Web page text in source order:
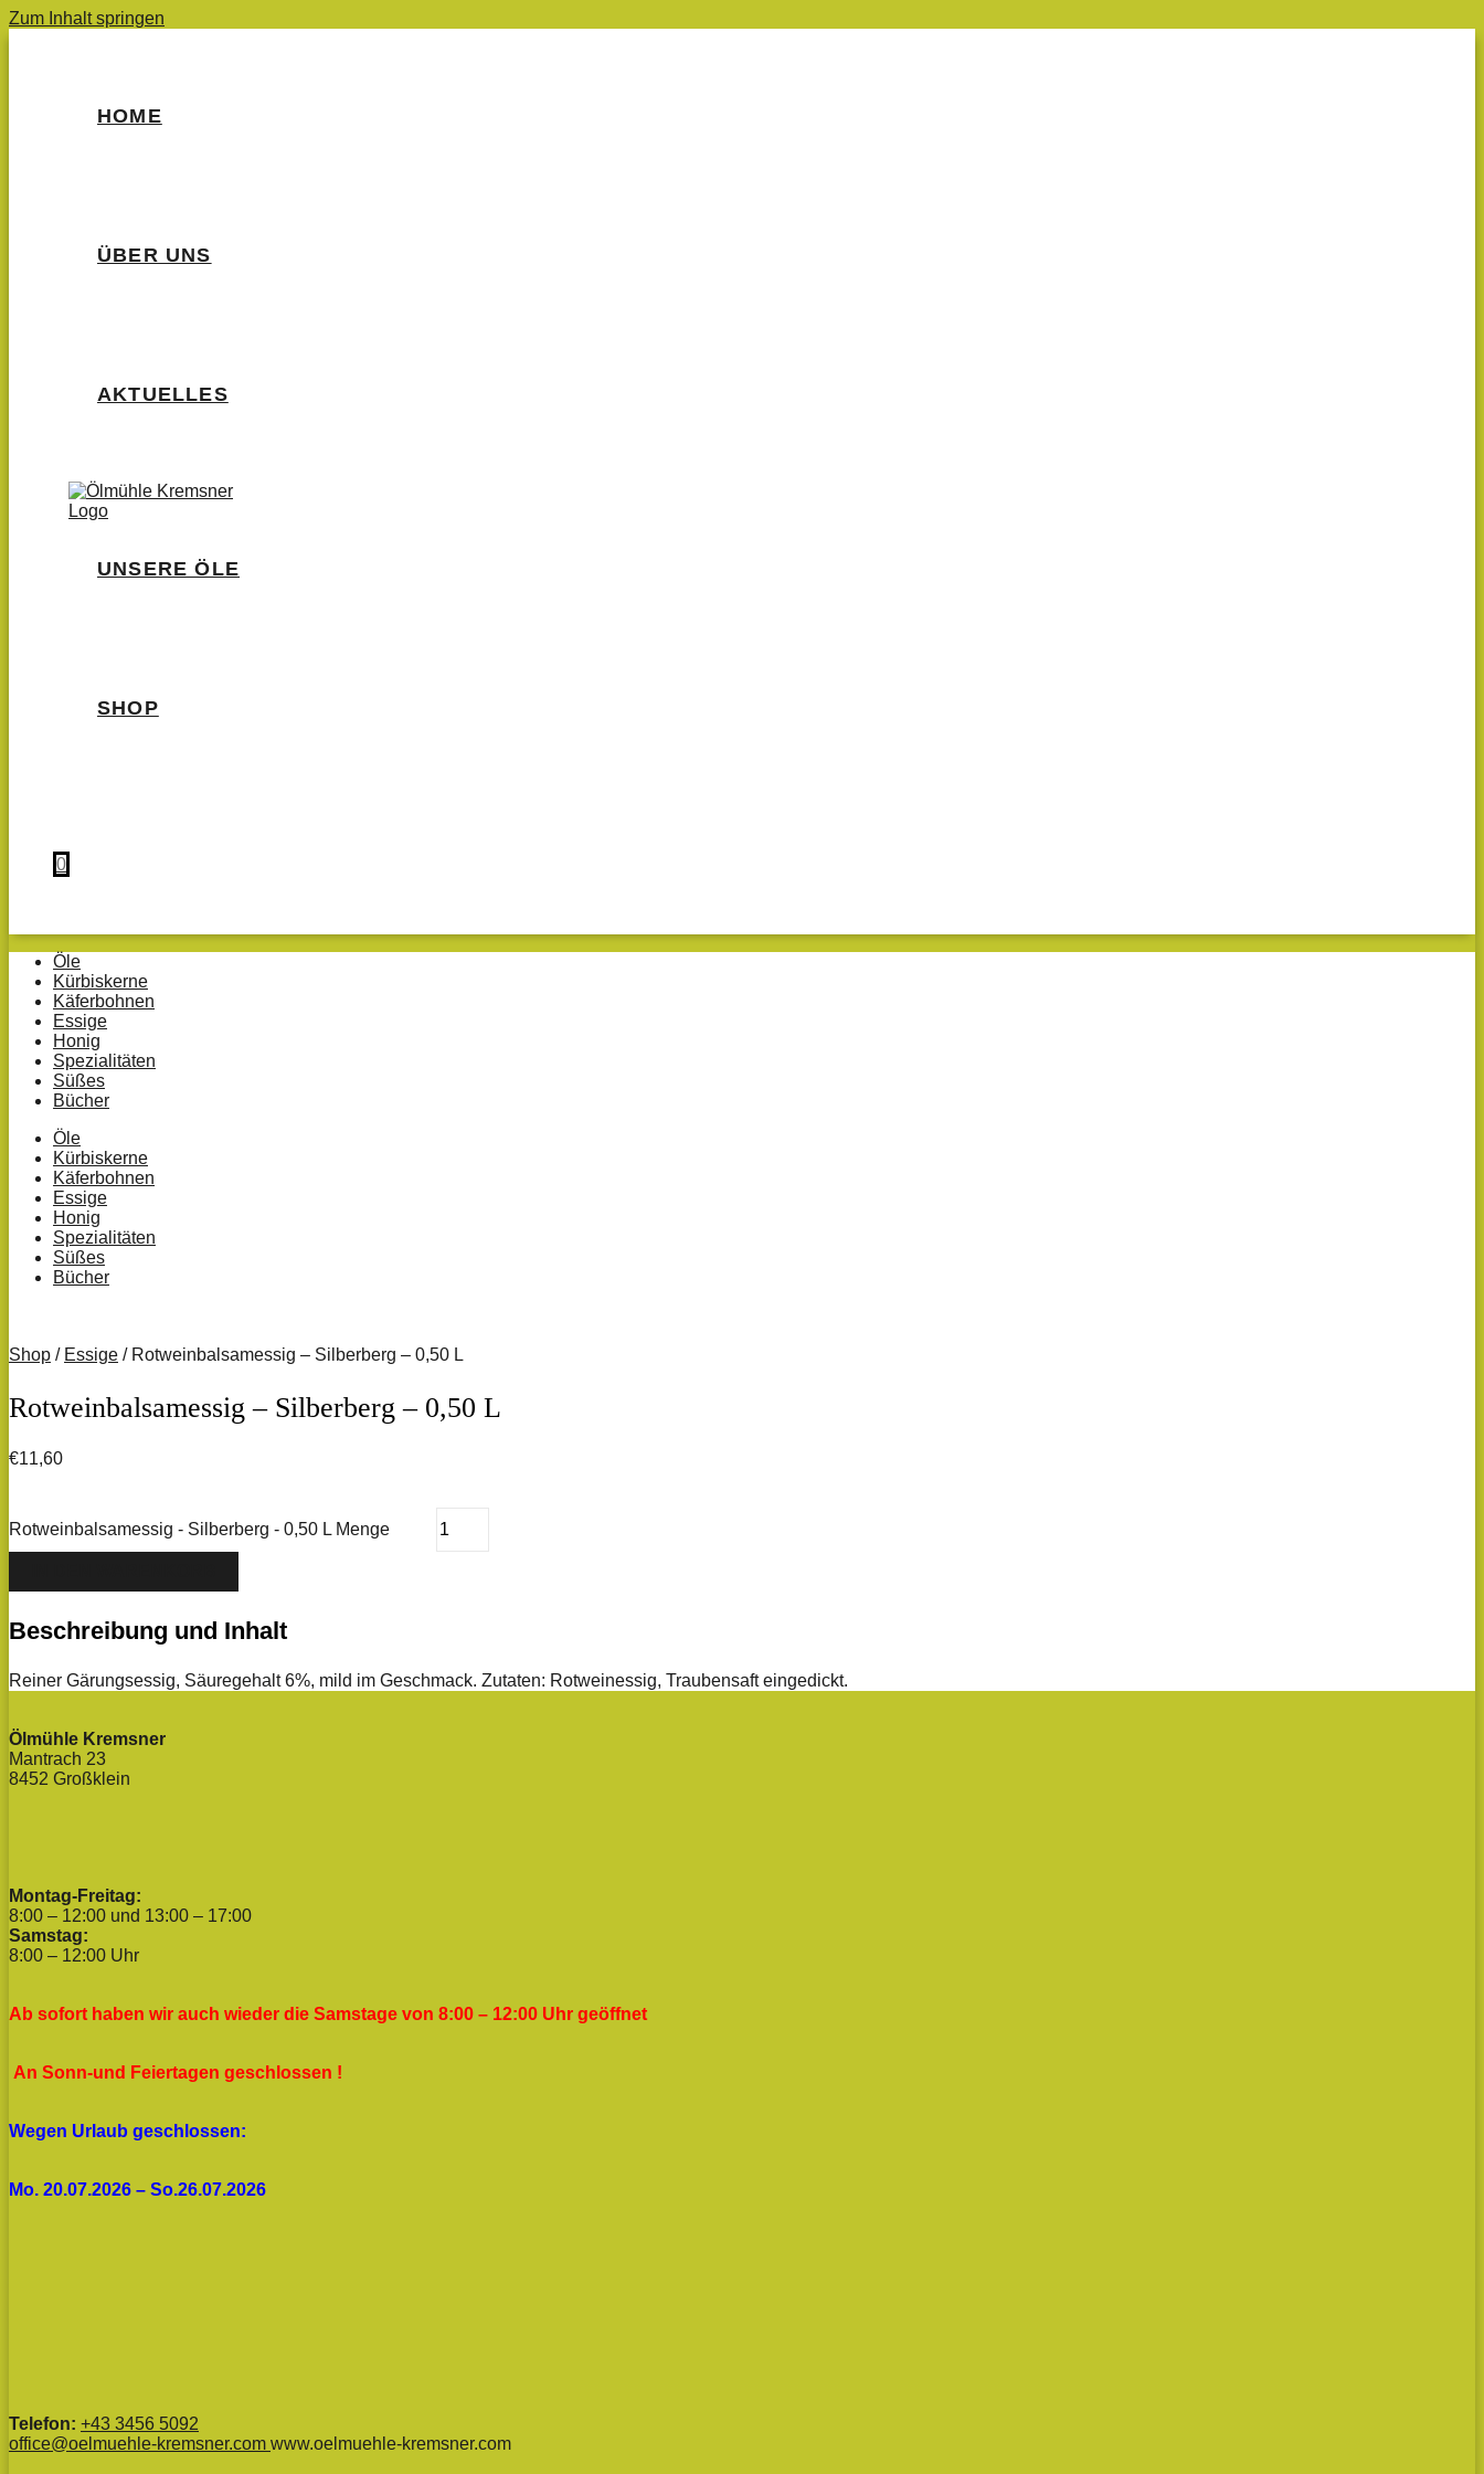
Zum Inhalt springen
HOME
ÜBER UNS
AKTUELLES
UNSERE ÖLE
SHOP
0
Öle
Kürbiskerne
Käferbohnen
Essige
Honig
Spezialitäten
Süßes
Bücher
Öle
Kürbiskerne
Käferbohnen
Essige
Honig
Spezialitäten
Süßes
Bücher
Shop / Essige / Rotweinbalsamessig – Silberberg – 0,50 L
Rotweinbalsamessig – Silberberg – 0,50 L
€11,60
Rotweinbalsamessig - Silberberg - 0,50 L Menge
Beschreibung und Inhalt
Reiner Gärungsessig, Säuregehalt 6%, mild im Geschmack. Zutaten: Rotweinessig, Traubensaft eingedickt.
Ölmühle Kremsner
Mantrach 23
8452 Großklein
Montag-Freitag:
8:00 – 12:00 und 13:00 – 17:00
Samstag:
8:00 – 12:00 Uhr
Ab sofort haben wir auch wieder die Samstage von 8:00 – 12:00 Uhr geöffnet
An Sonn-und Feiertagen geschlossen !
Wegen Urlaub geschlossen:
Mo. 20.07.2026 – So.26.07.2026
Telefon: +43 3456 5092
office@oelmuehle-kremsner.com www.oelmuehle-kremsner.com